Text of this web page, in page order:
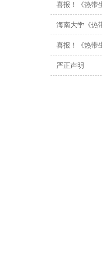
喜报！《热带
海南大学《热
喜报！《热带
严正声明